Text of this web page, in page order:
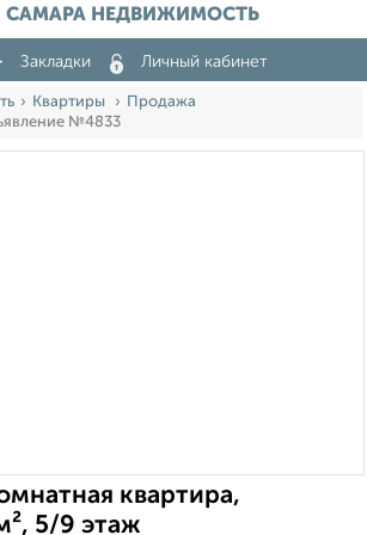
САМАРА НЕДВИЖИМОСТЬ
Закладки Личный кабинет
Квартиры
Продажа
№4833
квартира,
5/9 этаж